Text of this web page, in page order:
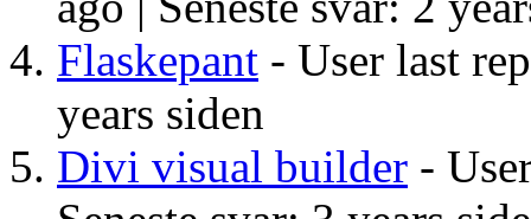
Flaskepant - User last
years siden
Divi visual builder -